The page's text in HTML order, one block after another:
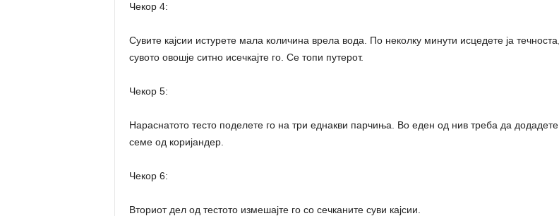
Чекор 4:
Сувите кајсии истурете мала количина врела вода. По неколку минути исцедете ја течноста,
сувото овошје ситно исечкајте го. Се топи путерот.
Чекор 5:
Нараснатото тесто поделете го на три еднакви парчиња. Во еден од нив треба да додадете
семе од коријандер.
Чекор 6:
Вториот дел од тестото измешајте го со сечканите суви кајсии.